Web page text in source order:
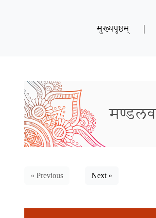
मुख्यपृष्ठम् |
« Previous Next »